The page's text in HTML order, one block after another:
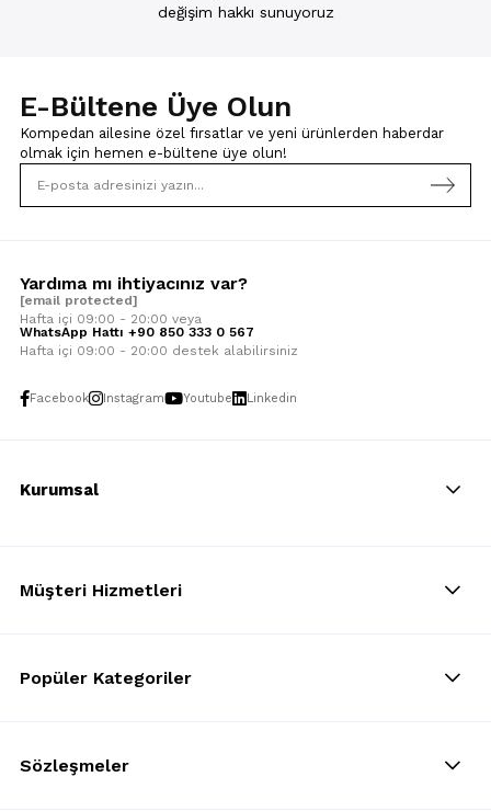
değişim hakkı sunuyoruz
E-Bültene Üye Olun
Kompedan ailesine özel fırsatlar ve yeni ürünlerden haberdar
olmak için hemen e-bültene üye olun!
Yardıma mı ihtiyacınız var?
[email protected]
Hafta içi 09:00 - 20:00 veya
WhatsApp Hattı +90 850 333 0 567
Hafta içi 09:00 - 20:00 destek alabilirsiniz
Facebook Instagram Youtube Linkedin
Kurumsal
Müşteri Hizmetleri
Popüler Kategoriler
Sözleşmeler